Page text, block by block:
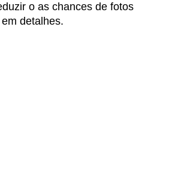
o as chances de fotos
detalhes.